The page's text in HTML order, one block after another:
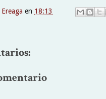
en 18:13